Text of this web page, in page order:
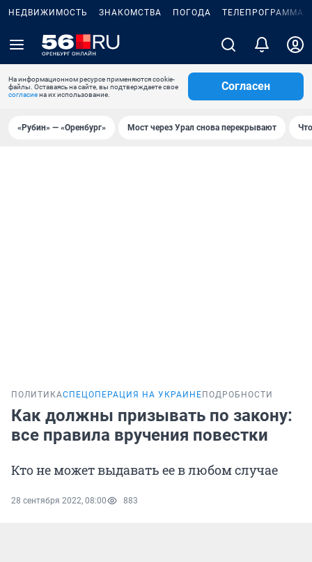
НЕДВИЖИМОСТЬ ЗНАКОМСТВА ПОГОДА ТЕЛЕПРОГРАММА
На информационном ресурсе применяются cookie-
файлы. Оставаясь на сайте, вы подтверждаете свое
согласиена их использование.
Согласен
«Рубин» — «Оренбург» Мост через Урал снова перекрывают
ПОЛИТИКАСПЕЦОПЕРАЦИЯ НА УКРАИНЕ ПОДРОБНОСТИ
Как должны призывать по закону:
все правила вручения повестки
Кто не может выдавать ее в любом случае
28 сентября 2022, 08:00 883